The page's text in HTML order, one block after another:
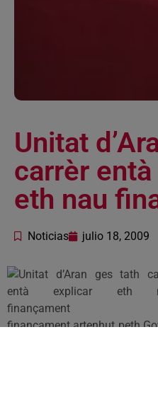
Unitat
carrèr
eth nau
Noticias julio 18, 2009
finançament artenhut peth